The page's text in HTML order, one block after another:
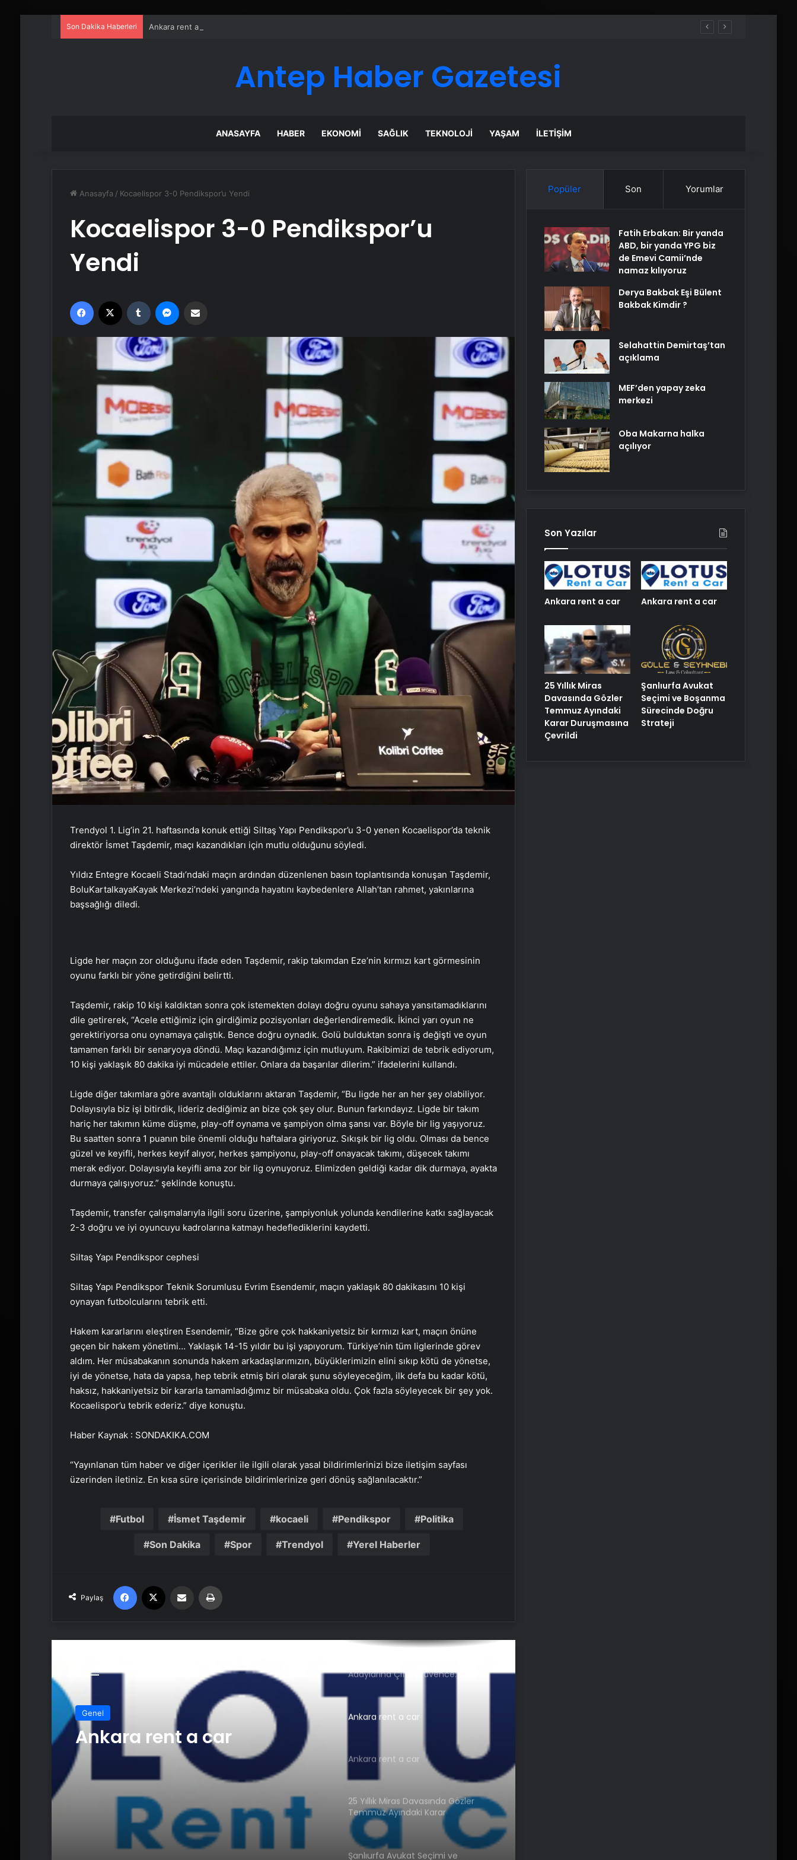
Son Dakika Haberleri Ankara rent a car
Antep Haber Gazetesi
ANASAYFA HABER EKONOMI SAĞLIK TEKNOLOJI YAŞAM İLETIŞIM
Anasayfa / Kocaelispor 3-0 Pendikspor’u Yendi
Kocaelispor 3-0 Pendikspor’u
Yendi
Facebook Tumblr
Trendyol 1. Lig’in 21. haftasında konuk ettiği Siltaş Yapı Pendikspor’u 3-0 yenen Kocaelispor’da teknik
direktör İsmet Taşdemir, maçı kazandıkları için mutlu olduğunu söyledi.
Yıldız Entegre Kocaeli Stadı’ndaki maçın ardından düzenlenen basın toplantısında konuşan Taşdemir,
BoluKartalkayaKayak Merkezi’ndeki yangında hayatını kaybedenlere Allah’tan rahmet, yakınlarına
başsağlığı diledi.
Ligde her maçın zor olduğunu ifade eden Taşdemir, rakip takımdan Eze’nin kırmızı kart görmesinin
oyunu farklı bir yöne getirdiğini belirtti.
Taşdemir, rakip 10 kişi kaldıktan sonra çok istemekten dolayı doğru oyunu sahaya yansıtamadıklarını
dile getirerek, “Acele ettiğimiz için girdiğimiz pozisyonları değerlendiremedik. İkinci yarı oyun ne
gerektiriyorsa onu oynamaya çalıştık. Bence doğru oynadık. Golü bulduktan sonra iş değişti ve oyun
tamamen farklı bir senaryoya döndü. Maçı kazandığımız için mutluyum. Rakibimizi de tebrik ediyorum,
10 kişi yaklaşık 80 dakika iyi mücadele ettiler. Onlara da başarılar dilerim.” ifadelerini kullandı.
Ligde diğer takımlara göre avantajlı olduklarını aktaran Taşdemir, “Bu ligde her an her şey olabiliyor.
Dolayısıyla biz işi bitirdik, lideriz dediğimiz an bize çok şey olur. Bunun farkındayız. Ligde bir takım
hariç her takımın küme düşme, play-off oynama ve şampiyon olma şansı var. Böyle bir lig yaşıyoruz.
Bu saatten sonra 1 puanın bile önemli olduğu haftalara giriyoruz. Sıkışık bir lig oldu. Olması da bence
güzel ve keyifli, herkes keyif alıyor, herkes şampiyonu, play-off onayacak takımı, düşecek takımı
merak ediyor. Dolayısıyla keyifli ama zor bir lig oynuyoruz. Elimizden geldiği kadar dik durmaya, ayakta
durmaya çalışıyoruz.” şeklinde konuştu.
Taşdemir, transfer çalışmalarıyla ilgili soru üzerine, şampiyonluk yolunda kendilerine katkı sağlayacak
2-3 doğru ve iyi oyuncuyu kadrolarına katmayı hedeflediklerini kaydetti.
Siltaş Yapı Pendikspor cephesi
Siltaş Yapı Pendikspor Teknik Sorumlusu Evrim Esendemir, maçın yaklaşık 80 dakikasını 10 kişi
oynayan futbolcularını tebrik etti.
Hakem kararlarını eleştiren Esendemir, “Bize göre çok hakkaniyetsiz bir kırmızı kart, maçın önüne
geçen bir hakem yönetimi… Yaklaşık 14-15 yıldır bu işi yapıyorum. Türkiye’nin tüm liglerinde görev
aldım. Her müsabakanın sonunda hakem arkadaşlarımızın, büyüklerimizin elini sıkıp kötü de yönetse,
iyi de yönetse, hata da yapsa, hep tebrik etmiş biri olarak şunu söyleyeceğim, ilk defa bu kadar kötü,
haksız, hakkaniyetsiz bir kararla tamamladığımız bir müsabaka oldu. Çok fazla söyleyecek bir şey yok.
Kocaelispor’u tebrik ederiz.” diye konuştu.
Haber Kaynak : SONDAKIKA.COM
“Yayınlanan tüm haber ve diğer içerikler ile ilgili olarak yasal bildirimlerinizi bize iletişim sayfası
üzerinden iletiniz. En kısa süre içerisinde bildirimlerinize geri dönüş sağlanılacaktır.”
Futbol İsmet Taşdemir kocaeli Pendikspor Politika
Son Dakika Spor Trendyol Yerel Haberler
Paylaş
Facebook Email'den paylaş
Genel
Ankara rent a car
Genel
Ankara rent a car
Eşya Depolama Rehberi Ümraniye
Çekmeköy Kadıköy
Ortopodoloji İle Diyabetik Ayak
Nasılnedir.com
Reklam Ajansı, SEO Ajansı ve Web
Tasarım Ajansı
25 Yıllık Miras Davasında Gözler
Temmuz Ayındaki Karar
Duruşmasına Çevrildi
Şanlıurfa Avukat Seçimi ve
Boşanma Sürecinde Doğru Strateji
Eşya Depolama Rehberi Ümraniye
Popüler Son Yorumlar
Fatih Erbakan: Bir yanda
ABD, bir yanda YPG biz
de Emevi Camii’nde
namaz kılıyoruz
Derya Bakbak Eşi Bülent
Bakbak Kimdir ?
Selahattin Demirtaş’tan
açıklama
MEF’den yapay zeka
merkezi
Oba Makarna halka
açılıyor
Son Yazılar
Ankara rent a car Ankara rent a car
25 Yıllık Miras
Davasında Gözler
Temmuz Ayındaki
Karar Duruşmasına
Çevrildi
Şanlıurfa Avukat
Seçimi ve Boşanma
Sürecinde Doğru
Strateji